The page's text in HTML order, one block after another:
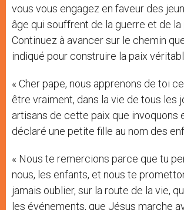
vous vous engagez en faveur des
âge qui souffrent de la guerre et de la
Continuez à avancer sur le chemin
indiqué pour construire la paix
« Cher pape, nous apprenons de toi
être vraiment, dans la vie de tous les
artisans de cette paix que invoquons
déclaré une petite fille au nom des
« Nous te remercions parce que tu
nous, les enfants, et nous te
jamais oublier, sur la route de la vie,
les événements, que Jésus marche